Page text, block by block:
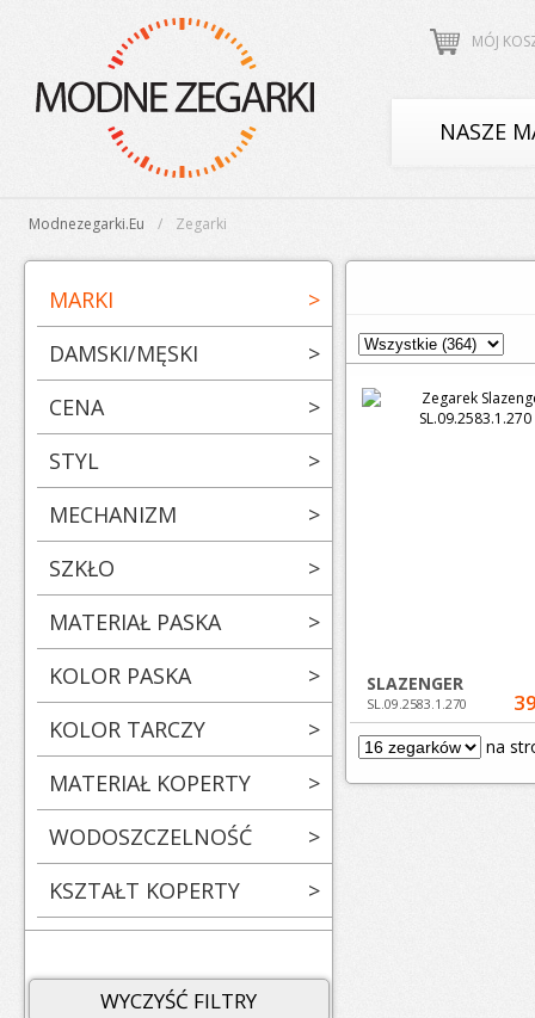
MÓJ
NASZE
Modnezegarki.eu Zegarki
MARKI
>
DAMSKI/MĘSKI
>
CENA
>
STYL
>
MECHANIZM
>
SZKŁO
>
MATERIAŁ PASKA
>
KOLOR PASKA
>
KOLOR TARCZY
>
MATERIAŁ KOPERTY
>
WODOSZCZELNOŚĆ
>
KSZTAŁT KOPERTY
>
WYCZYŚĆ FILTRY
SLAZENGER
SL.09.2583.1.270
na